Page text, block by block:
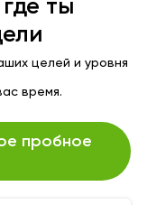
ты
целей и уровня
время.
пробное